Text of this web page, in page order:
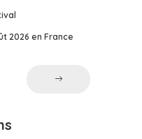
2026 en France